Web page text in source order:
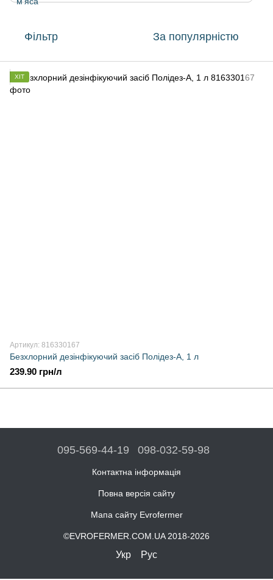
Фільтр За популярністю
ХІТ
Артикул: 816330167
Безхлорний дезінфікуючий засіб Полідез-А, 1 л
239.90 грн/л
095-569-44-19 098-032-59-98
Контактна інформація
Повна версія сайту
Мапа сайту Evrofermer
©EVROFERMER.COM.UA 2018-2026
Укр Рус